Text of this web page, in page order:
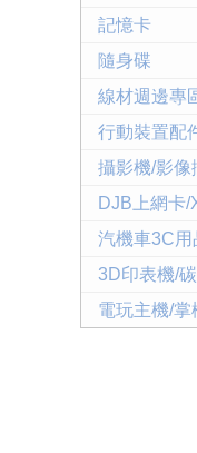
記憶卡
隨身碟
線材週邊專
行動裝置配
攝影機/影像
DJB上網卡/
汽機車3C用
3D印表機/
電玩主機/掌